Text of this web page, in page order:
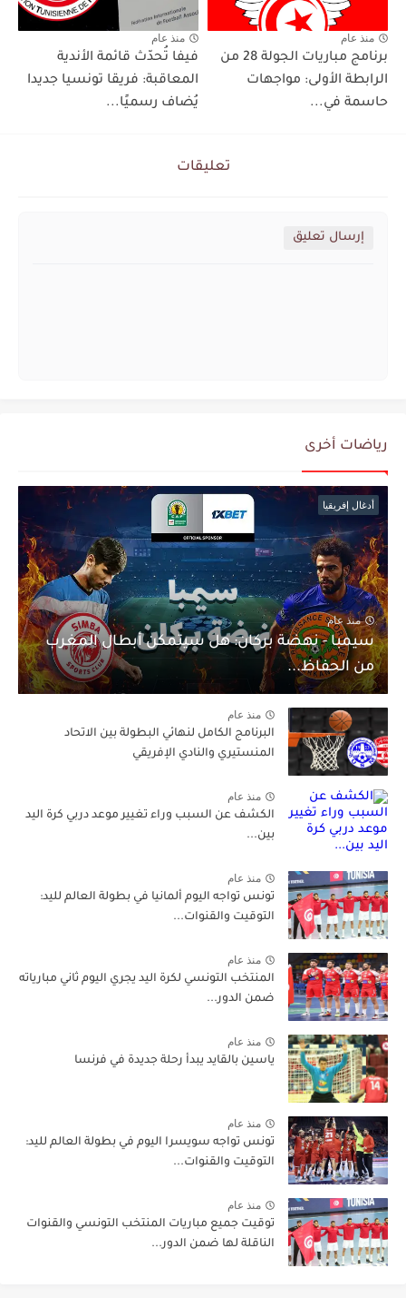
منذ عام
برنامج مباريات الجولة 28 من
الرابطة الأولى: مواجهات
حاسمة في...
منذ عام
فيفا تُحدّث قائمة الأندية
المعاقبة: فريقا تونسيا جديدا
يُضاف رسميًا...
تعليقات
إرسال تعليق
رياضات أخرى
أدغال إفريقيا
منذ عام
سيمبا - نهضة بركان: هل سيتمكن أبطال المغرب
من الحفاظ...
منذ عام
البرنامج الكامل لنهائي البطولة بين الاتحاد
المنستيري والنادي الإفريقي
منذ عام
الكشف عن السبب وراء تغيير موعد دربي كرة اليد
بين...
منذ عام
تونس تواجه اليوم ألمانيا في بطولة العالم لليد:
التوقيت والقنوات...
منذ عام
المنتخب التونسي لكرة اليد يجري اليوم ثاني مبارياته
ضمن الدور...
منذ عام
ياسين بالقايد يبدأ رحلة جديدة في فرنسا
منذ عام
تونس تواجه سويسرا اليوم في بطولة العالم لليد:
التوقيت والقنوات...
منذ عام
توقيت جميع مباريات المنتخب التونسي والقنوات
الناقلة لها ضمن الدور...